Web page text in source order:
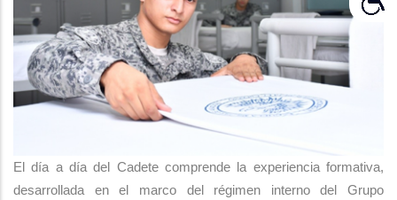
El día a día del Cadete comprende la experiencia formativa,
desarrollada en el marco del régimen interno del Grupo